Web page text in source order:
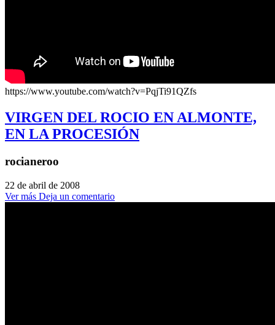
https://www.youtube.com/watch?v=PqjTi91QZfs
VIRGEN DEL ROCIO EN ALMONTE,
EN LA PROCESIÓN
rocianeroo
22 de abril de 2008
Ver más Deja un comentario